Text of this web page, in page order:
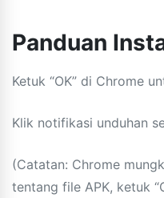
Panduan
Ketuk “OK” di Chrome
Klik notifikasi unduhan
(Catatan: Chrome
tentang file APK, ketuk